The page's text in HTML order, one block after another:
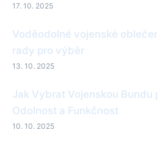
17. 10. 2025
Voděodolné vojenské
rady pro výběr
13. 10. 2025
Jak Vybrat Vojenskou Bundu
Odolnost a Funkčnost
10. 10. 2025